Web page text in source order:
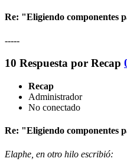
Re: "Eligiendo componentes
-----
10 Respuesta por Recap
Recap
Administrador
No conectado
Re: "Eligiendo componentes
Elaphe, en otro hilo escribió: